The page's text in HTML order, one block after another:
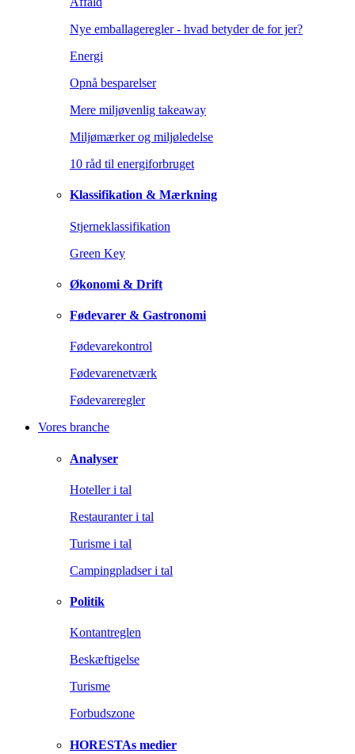
Nye emballageregler - hvad betyder de for jer?
Energi
Opnå besparelser
Mere miljøvenlig takeaway
Miljømærker og miljøledelse
10 råd til energiforbruget
Klassifikation & Mærkning
Stjerneklassifikation
Green Key
Økonomi & Drift
Fødevarer & Gastronomi
Fødevarekontrol
Fødevarenetværk
Fødevareregler
Vores branche
Analyser
Hoteller i tal
Restauranter i tal
Turisme i tal
Campingpladser i tal
Politik
Kontantreglen
Beskæftigelse
Turisme
Forbudszone
HORESTAs medier